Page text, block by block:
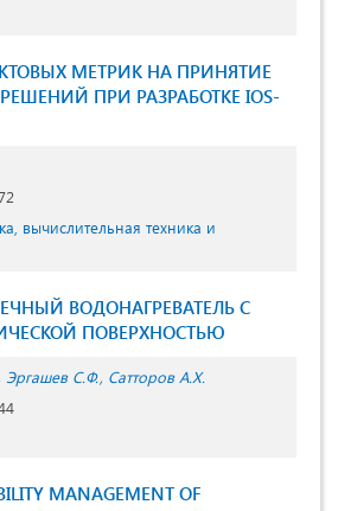
МЕТРИК НА ПРИНЯТИЕ
ПРИ РАЗРАБОТКЕ IOS-
вычислительная техника и
ВОДОНАГРЕВАТЕЛЬ С
ПОВЕРХНОСТЬЮ
Эргашев С.Ф. Сатторов А.Х.
MANAGEMENT OF